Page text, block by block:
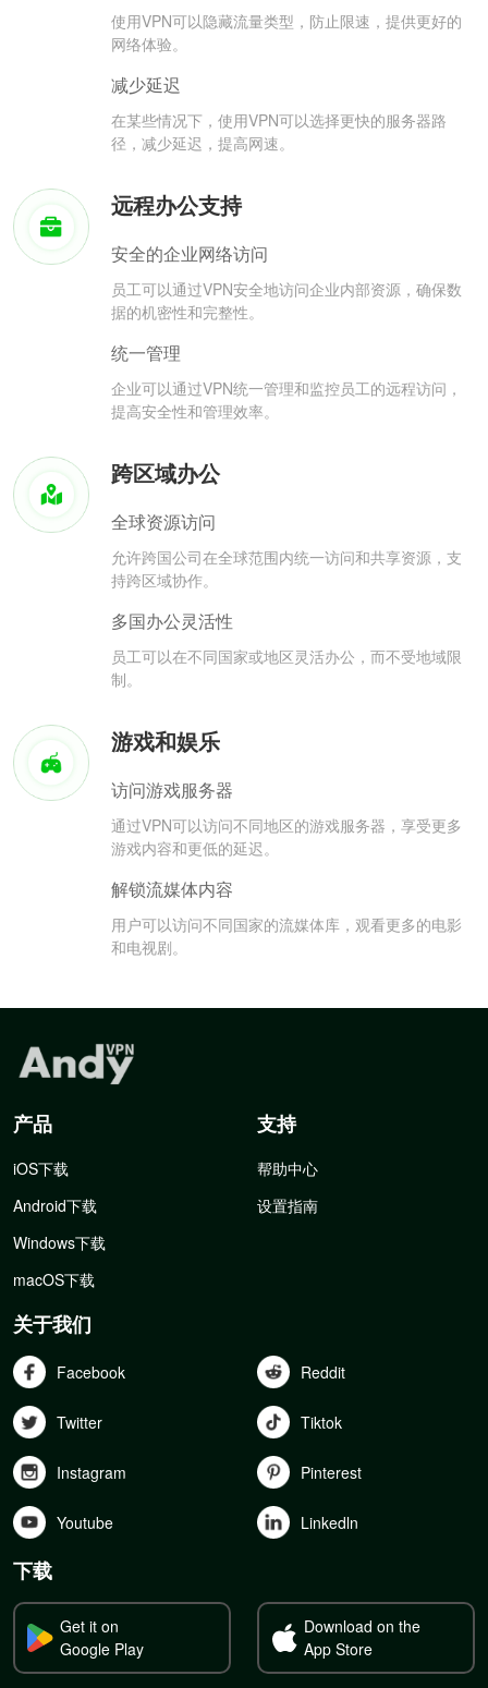
使用VPN可以隐藏流量类型，防止限速，提供更好的
网络体验。
减少延迟
在某些情况下，使用VPN可以选择更快的服务器路
径，减少延迟，提高网速。
远程办公支持
安全的企业网络访问
员工可以通过VPN安全地访问企业内部资源，确保数
据的机密性和完整性。
统一管理
企业可以通过VPN统一管理和监控员工的远程访问，
提高安全性和管理效率。
跨区域办公
全球资源访问
允许跨国公司在全球范围内统一访问和共享资源，支
持跨区域协作。
多国办公灵活性
员工可以在不同国家或地区灵活办公，而不受地域限
制。
游戏和娱乐
访问游戏服务器
通过VPN可以访问不同地区的游戏服务器，享受更多
游戏内容和更低的延迟。
解锁流媒体内容
用户可以访问不同国家的流媒体库，观看更多的电影
和电视剧。
产品
iOS下载
Android下载
Windows下载
macOS下载
支持
帮助中心
设置指南
关于我们
Facebook Reddit
Twitter Tiktok
Instagram Pinterest
Youtube Linkedln
下载
Get it on
Google Play
Download on the
App Store